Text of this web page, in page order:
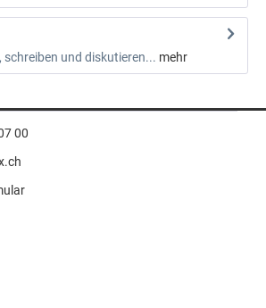
schreiben und diskutieren... mehr
00